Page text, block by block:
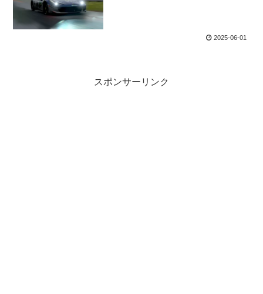
2025-06-01
スポンサーリンク